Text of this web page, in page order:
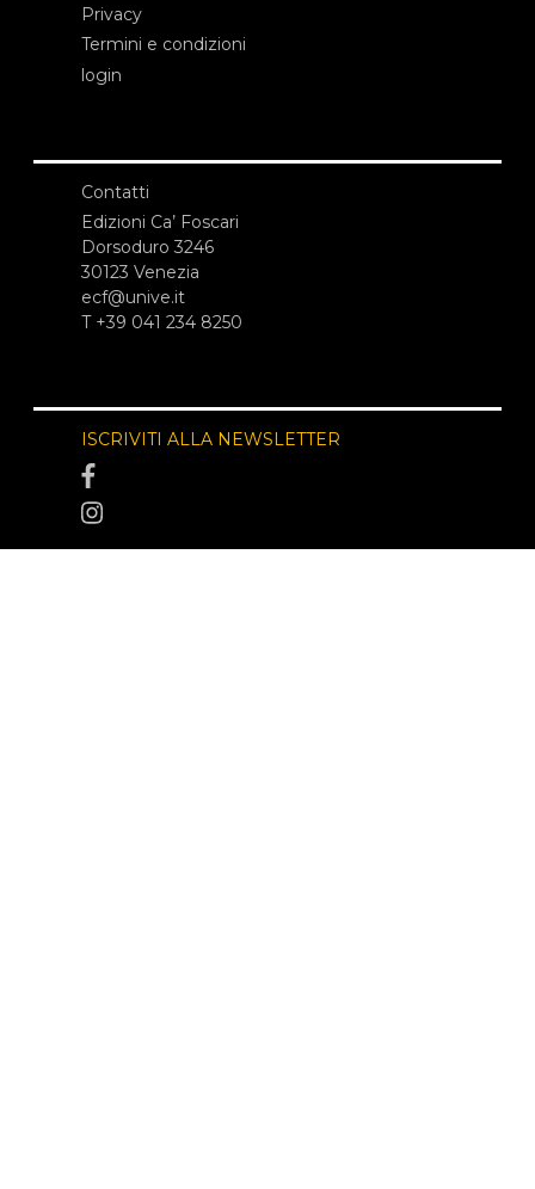
Privacy
Termini e condizioni
login
Contatti
Edizioni Ca’ Foscari
Dorsoduro 3246
30123 Venezia
ecf@unive.it
T +39 041 234 8250
ISCRIVITI ALLA NEWSLETTER